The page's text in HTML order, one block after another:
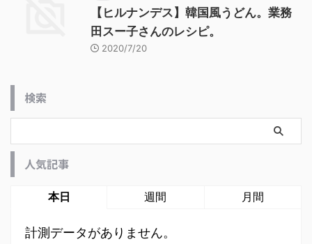
【ヒルナンデス】韓国風うどん。業務
田スー子さんのレシピ。
2020/7/20
検索
人気記事
本日 週間 月間
計測データがありません。